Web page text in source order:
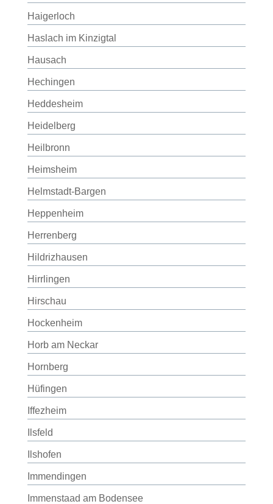
Haigerloch
Haslach im Kinzigtal
Hausach
Hechingen
Heddesheim
Heidelberg
Heilbronn
Heimsheim
Helmstadt-Bargen
Heppenheim
Herrenberg
Hildrizhausen
Hirrlingen
Hirschau
Hockenheim
Horb am Neckar
Hornberg
Hüfingen
Iffezheim
Ilsfeld
Ilshofen
Immendingen
Immenstaad am Bodensee